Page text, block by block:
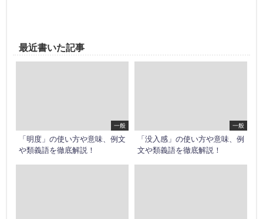
最近書いた記事
一般
「明度」の使い方や意味、例文
や類義語を徹底解説！
一般
「没入感」の使い方や意味、例
文や類義語を徹底解説！